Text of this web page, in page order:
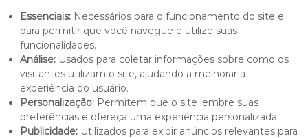
Essenciais:Necessários para o funcionamento do site e
para permitir que você navegue e utilize suas
funcionalidades.
Análise:Usados para coletar informações sobre como os
visitantes utilizam o site, ajudando a melhorar a
experiência do usuário.
Personalização:Permitem que o site lembre suas
preferências e ofereça uma experiência personalizada.
Publicidade:Utilizados para exibir anúncios relevantes para